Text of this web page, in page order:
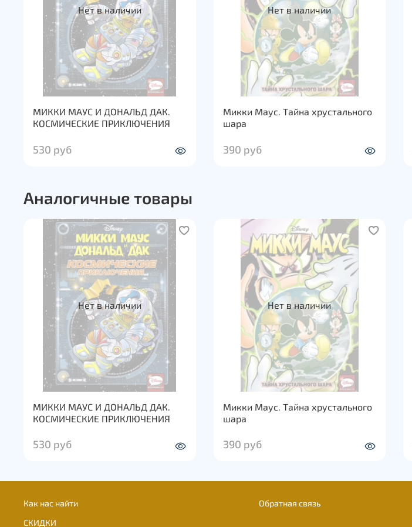
Нет в наличии
МИККИ МАУС И ДОНАЛЬД ДАК.
КОСМИЧЕСКИЕ ПРИКЛЮЧЕНИЯ
530 руб
Нет в наличии
Микки Маус. Тайна хрустального
шара
390 руб
Аналогичные товары
Нет в наличии
МИККИ МАУС И ДОНАЛЬД ДАК.
КОСМИЧЕСКИЕ ПРИКЛЮЧЕНИЯ
530 руб
Нет в наличии
Микки Маус. Тайна хрустального
шара
390 руб
Как нас найти
СКИДКИ
Обратная связь